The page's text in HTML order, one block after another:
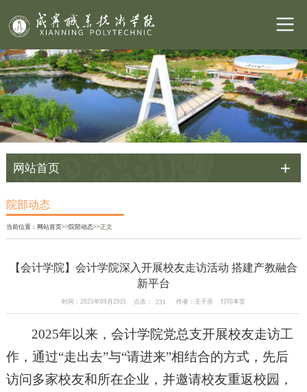
网站首页
院部动态
当前位置： 网站首页>>院部动态>>正文
【会计学院】会计学院深入开展校友走访活动 搭建产教融合
新平台
时间：2025年09月29日 点击： 231 作者：王子蓓 打印本页
2025年以来，会计学院党总支开展校友走访工
作，通过“走出去”与“请进来”相结合的方式，先后
访问多家校友和所在企业，并邀请校友重返校园，